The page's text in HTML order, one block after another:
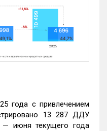
года с привлечением
13 287 ДДУ
— июня текущего года